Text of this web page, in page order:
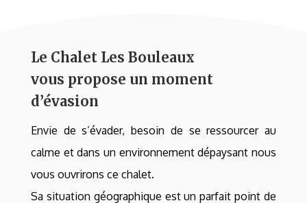
Le Chalet Les Bouleaux
vous propose un moment
d’évasion
Envie de s’évader, besoin de se ressourcer au
calme et dans un environnement dépaysant nous
vous ouvrirons ce chalet.
Sa situation géographique est un parfait point de